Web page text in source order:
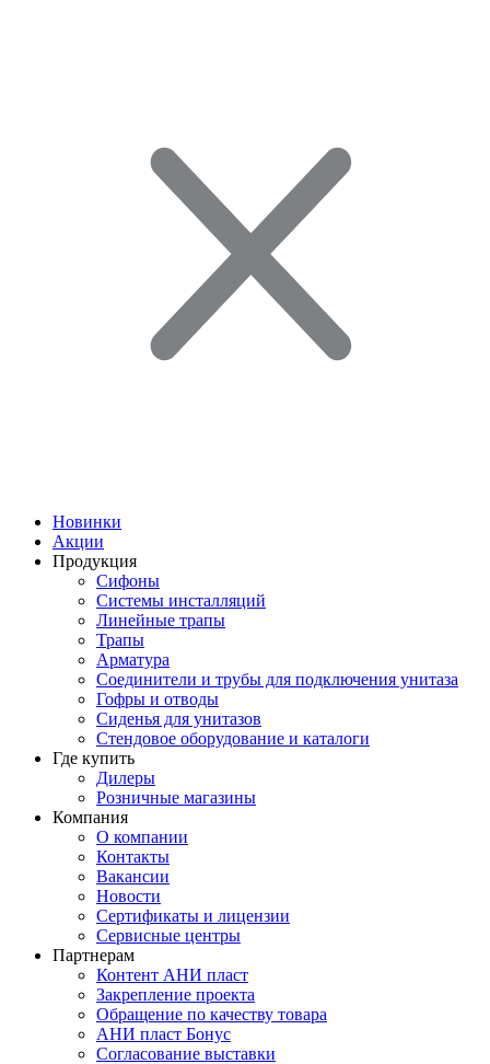
Новинки
Акции
Продукция
Сифоны
Системы инсталляций
Линейные трапы
Трапы
Арматура
Соединители и трубы для подключения унитаза
Гофры и отводы
Сиденья для унитазов
Стендовое оборудование и каталоги
Где купить
Дилеры
Розничные магазины
Компания
О компании
Контакты
Вакансии
Новости
Сертификаты и лицензии
Сервисные центры
Партнерам
Контент АНИ пласт
Закрепление проекта
Обращение по качеству товара
АНИ пласт Бонус
Согласование выставки